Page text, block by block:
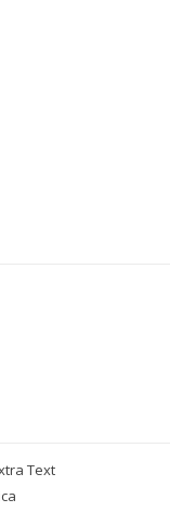
Text